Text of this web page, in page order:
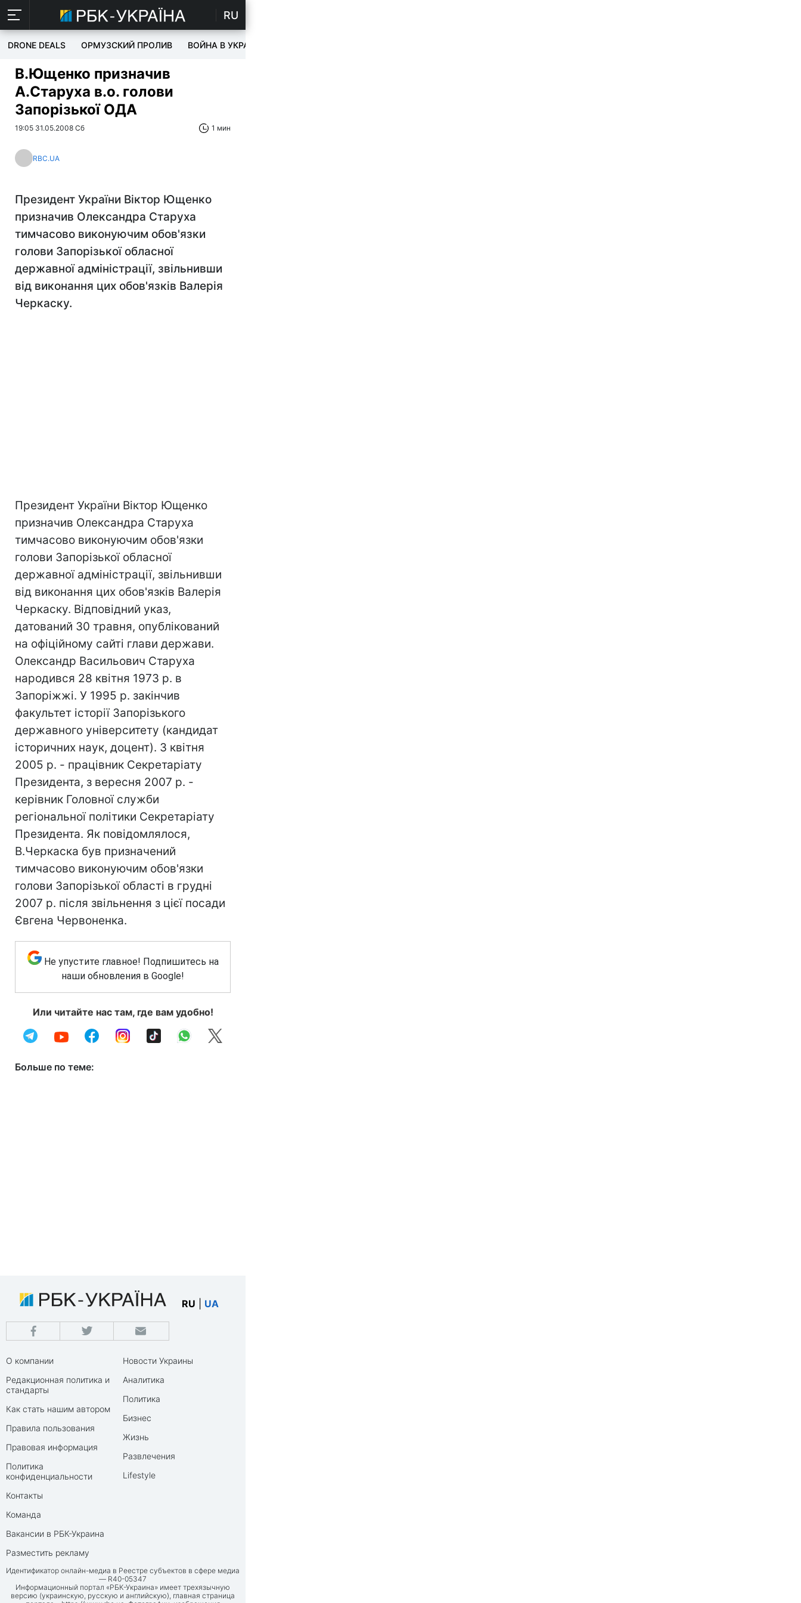
RU
DRONE DEALS ОРМУЗСКИЙ ПРОЛИВ ВОЙНА В УКРАИНЕ
В.Ющенко призначив
А.Старуха в.о. голови
Запорізької ОДА
19:05 31.05.2008 Сб 1 мин
RBC.UA
Президент України Віктор Ющенко
призначив Олександра Старуха
тимчасово виконуючим обов'язки
голови Запорізької обласної
державної адміністрації, звільнивши
від виконання цих обов'язків Валерія
Черкаску.
Президент України Віктор Ющенко
призначив Олександра Старуха
тимчасово виконуючим обов'язки
голови Запорізької обласної
державної адміністрації, звільнивши
від виконання цих обов'язків Валерія
Черкаску. Відповідний указ,
датований 30 травня, опублікований
на офіційному сайті глави держави.
Олександр Васильович Старуха
народився 28 квітня 1973 р. в
Запоріжжі. У 1995 р. закінчив
факультет історії Запорізького
державного університету (кандидат
історичних наук, доцент). З квітня
2005 р. - працівник Секретаріату
Президента, з вересня 2007 р. -
керівник Головної служби
регіональної політики Секретаріату
Президента. Як повідомлялося,
В.Черкаска був призначений
тимчасово виконуючим обов'язки
голови Запорізької області в грудні
2007 р. після звільнення з цієї посади
Євгена Червоненка.
Не упустите главное! Подпишитесь на
наши обновления в Google!
Или читайте нас там, где вам удобно!
Больше по теме:
RU UA
О компании
Редакционная политика и
стандарты
Как стать нашим автором
Правила пользования
Правовая информация
Политика
конфиденциальности
Контакты
Команда
Вакансии в РБК-Украина
Разместить рекламу
Новости Украины
Аналитика
Политика
Бизнес
Жизнь
Развлечения
Lifestyle
Идентификатор онлайн-медиа в Реестре субъектов в сфере медиа
— R40-05347
Информационный портал «РБК-Украина» имеет трехязычную
версию (украинскую, русскую и английскую), главная страница